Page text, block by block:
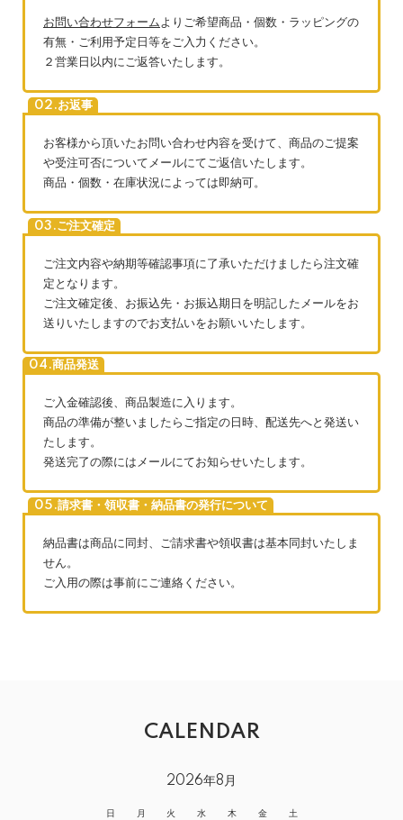
お問い合わせフォームよりご希望商品・個数・ラッピングの
有無・ご利用予定日等をご入力ください。
２営業日以内にご返答いたします。
02.お返事
お客様から頂いたお問い合わせ内容を受けて、商品のご提案
や受注可否についてメールにてご返信いたします。
商品・個数・在庫状況によっては即納可。
03.ご注文確定
ご注文内容や納期等確認事項に了承いただけましたら注文確
定となります。
ご注文確定後、お振込先・お振込期日を明記したメールをお
送りいたしますのでお支払いをお願いいたします。
04.商品発送
ご入金確認後、商品製造に入ります。
商品の準備が整いましたらご指定の日時、配送先へと発送い
たします。
発送完了の際にはメールにてお知らせいたします。
05.請求書・領収書・納品書の発行について
納品書は商品に同封、ご請求書や領収書は基本同封いたしま
せん。
ご入用の際は事前にご連絡ください。
CALENDAR
2026年8月
日 月 火 水 木 金 土